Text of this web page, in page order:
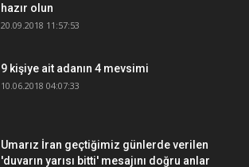
hazır olun
20.09.2018 11:57:53
9 kişiye ait adanın 4 mevsimi
10.06.2018 04:07:33
Umarız İran geçtiğimiz günlerde verilen
'duvarın yarısı bitti' mesajını doğru anlar